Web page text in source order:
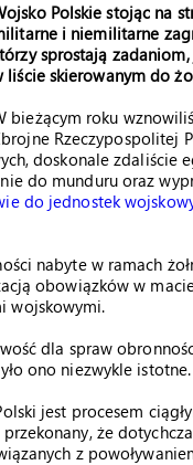
Polskie stojąc na
i niemilitarne
sprostają zadaniom,
liście skierowanym do
bieżącym roku
Rzeczypospolitej
doskonale zdaliście
do munduru oraz
do jednostek
nabyte w ramach
obowiązków w
wojskowymi.
dla spraw
ono niezwykle istotne.
jest procesem
że
z